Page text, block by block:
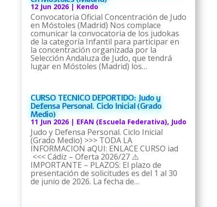
12 Jun 2026|Kendo
Convocatoria Oficial Concentración de Judo
en Móstoles (Madrid) Nos complace
comunicar la convocatoria de los judokas
de la categoría Infantil para participar en
la concentración organizada por la
Selección Andaluza de Judo, que tendrá
lugar en Móstoles (Madrid) los…
CURSO TECNICO DEPORTIDO: Judo y
Defensa Personal. Ciclo Inicial (Grado
Medio)
11 Jun 2026| EFAN (Escuela Federativa), Judo
Judo y Defensa Personal. Ciclo Inicial
(Grado Medio) >>> TODA LA
INFORMACION aQUI: ENLACE CURSO iad
<<< Cádiz – Oferta 2026/27 ⚠️
IMPORTANTE – PLAZOS: El plazo de
presentación de solicitudes es del 1 al 30
de junio de 2026. La fecha de…